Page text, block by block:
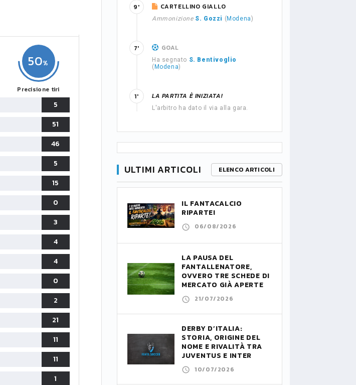
50
Precisione tiri
5
51
46
5
15
0
3
4
4
0
2
21
11
11
1
CARTELLINO GIALLO
Ammonizione S. Gozzi ( Modena)
9'
GOAL
Ha segnato S. Bentivoglio
( Modena)
7'
LA PARTITA È INIZIATA!
L'arbitro ha dato il via alla gara.
1'
ULTIMI ARTICOLI ELENCO ARTICOLI
IL FANTACALCIO
RIPARTE!
06/08/2026
LA PAUSA DEL
FANTALLENATORE,
OVVERO TRE SCHEDE DI
MERCATO GIÀ APERTE
21/07/2026
DERBY D’ITALIA:
STORIA, ORIGINE DEL
NOME E RIVALITÀ TRA
JUVENTUS E INTER
10/07/2026